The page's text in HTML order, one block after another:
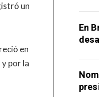
un
en
por la
En